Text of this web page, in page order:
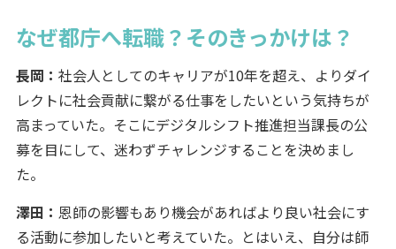
なぜ都庁へ転職？そのきっかけは？
長岡： 社会人としてのキャリアが10年を超え、よりダイ
レクトに社会貢献に繋がる仕事をしたいという気持ちが
高まっていた。そこにデジタルシフト推進担当課長の公
募を目にして、迷わずチャレンジすることを決めまし
た。
澤田： 恩師の影響もあり機会があればより良い社会にす
る活動に参加したいと考えていた。とはいえ、自分は師